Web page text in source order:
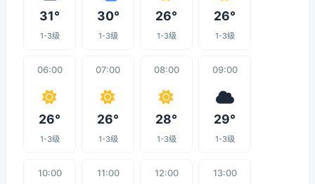
31°
1-3级
30°
1-3级
26°
1-3级
26°
1-3级
06:00
26°
1-3级
07:00
26°
1-3级
08:00
28°
1-3级
09:00
29°
1-3级
10:00 11:00 12:00 13:00